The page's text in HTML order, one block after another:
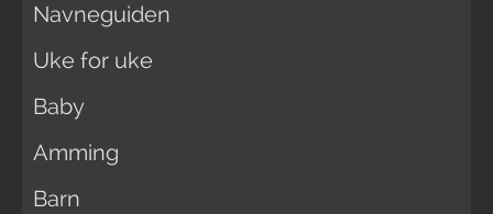
Navneguiden
Uke for uke
Baby
Amming
Barn